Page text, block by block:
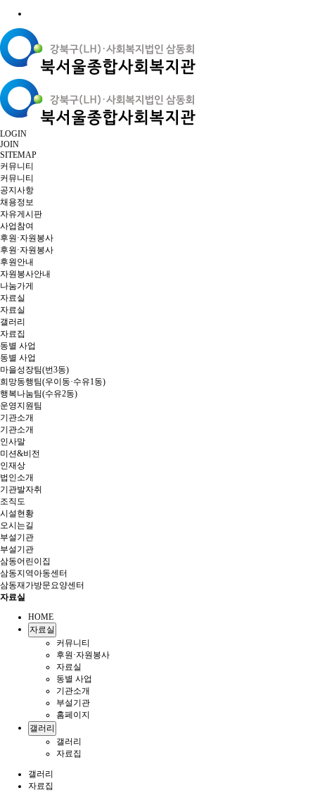
LOGIN
JOIN
SITEMAP
커뮤니티
커뮤니티
공지사항
채용정보
자유게시판
사업참여
후원·자원봉사
후원·자원봉사
후원안내
자원봉사안내
나눔가게
자료실
자료실
갤러리
자료집
동별 사업
동별 사업
마을성장팀(번3동)
희망동행팀(우이동·수유1동)
행복나눔팀(수유2동)
운영지원팀
기관소개
기관소개
인사말
미션&비전
인재상
법인소개
기관발자취
조직도
시설현황
오시는길
부설기관
부설기관
삼동어린이집
삼동지역아동센터
삼동재가방문요양센터
자료실
HOME
자료실
커뮤니티
후원·자원봉사
자료실
동별 사업
기관소개
부설기관
홈페이지
갤러리
갤러리
자료집
갤러리
자료집